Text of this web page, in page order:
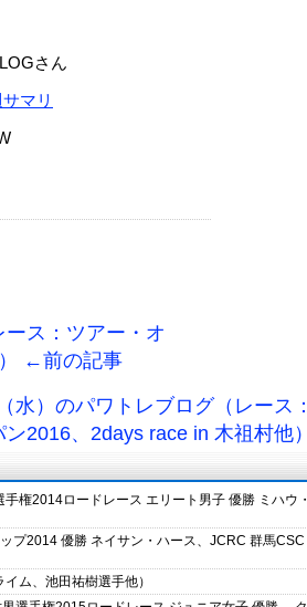
さん
マリ
ス：ツアー・オ
←前の記事
）のパワトレブログ（レース：
2016、2days race in 木祖村他）
権2014ロードレース エリート男子 優勝 ミハウ・
プ2014 優勝 ネイサン・ハース、JCRC 群馬CSC
ム、池田祐樹選手他）